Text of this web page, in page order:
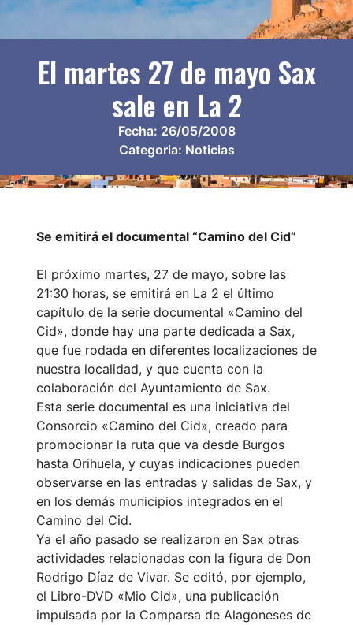
El martes 27 de mayo Sax
sale en La 2
Fecha: 26/05/2008
Categoria: Noticias
Se emitirá el documental “Camino del Cid”
El próximo martes, 27 de mayo, sobre las
21:30 horas, se emitirá en La 2 el último
capítulo de la serie documental «Camino del
Cid», donde hay una parte dedicada a Sax,
que fue rodada en diferentes localizaciones de
nuestra localidad, y que cuenta con la
colaboración del Ayuntamiento de Sax.
Esta serie documental es una iniciativa del
Consorcio «Camino del Cid», creado para
promocionar la ruta que va desde Burgos
hasta Orihuela, y cuyas indicaciones pueden
observarse en las entradas y salidas de Sax, y
en los demás municipios integrados en el
Camino del Cid.
Ya el año pasado se realizaron en Sax otras
actividades relacionadas con la figura de Don
Rodrigo Díaz de Vivar. Se editó, por ejemplo,
el Libro-DVD «Mio Cid», una publicación
impulsada por la Comparsa de Alagoneses de